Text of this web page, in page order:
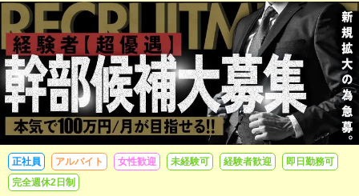
正社員 アルバイト 女性歓迎 未経験可 経験者歓迎
即日勤務可
完全週休2日制